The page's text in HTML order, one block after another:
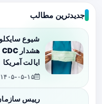
جدیدترین مطالب
شیوع
ایالت آمریکا
۱۴۰۵-۰۵-۱۵
رییس